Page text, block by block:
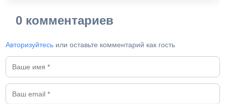
0 комментариев
Авторизуйтесь или оставьте комментарий как гость